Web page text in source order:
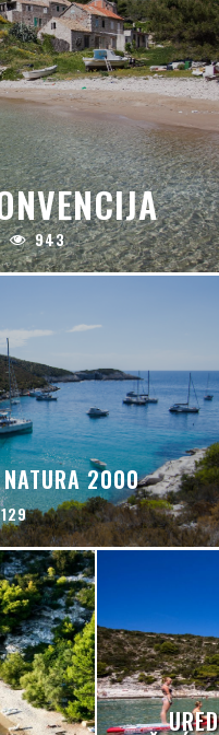
943
NATURA 2000